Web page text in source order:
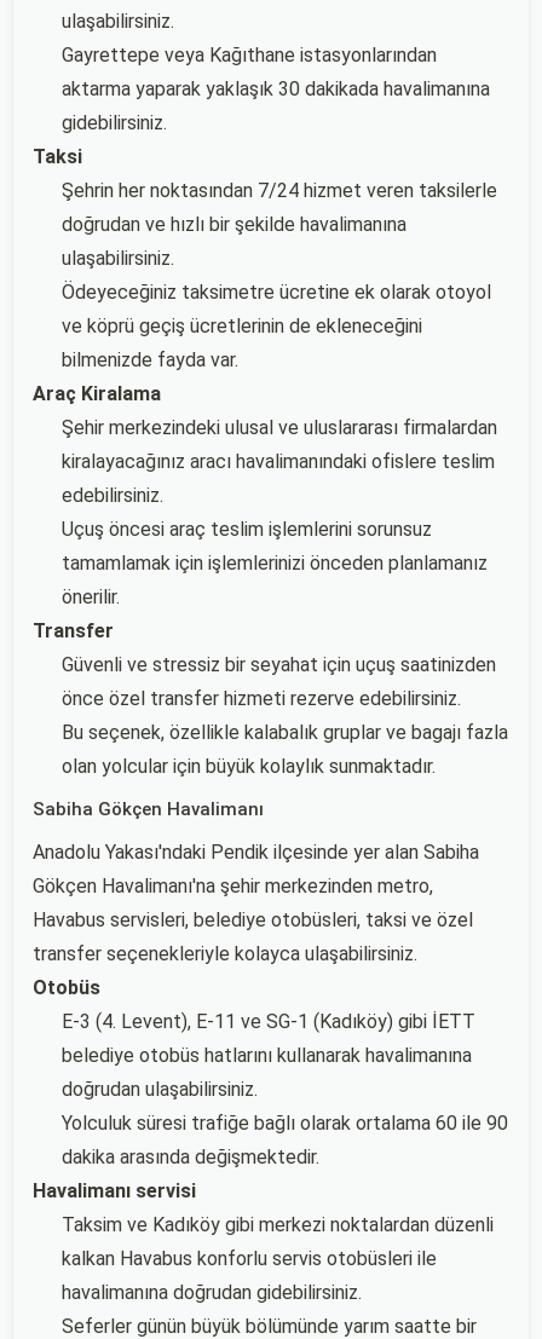
ulaşabilirsiniz.
Gayrettepe veya Kağıthane istasyonlarından
aktarma yaparak yaklaşık 30 dakikada havalimanına
gidebilirsiniz.
Taksi
Şehrin her noktasından 7/24 hizmet veren taksilerle
doğrudan ve hızlı bir şekilde havalimanına
ulaşabilirsiniz.
Ödeyeceğiniz taksimetre ücretine ek olarak otoyol
ve köprü geçiş ücretlerinin de ekleneceğini
bilmenizde fayda var.
Araç Kiralama
Şehir merkezindeki ulusal ve uluslararası firmalardan
kiralayacağınız aracı havalimanındaki ofislere teslim
edebilirsiniz.
Uçuş öncesi araç teslim işlemlerini sorunsuz
tamamlamak için işlemlerinizi önceden planlamanız
önerilir.
Transfer
Güvenli ve stressiz bir seyahat için uçuş saatinizden
önce özel transfer hizmeti rezerve edebilirsiniz.
Bu seçenek, özellikle kalabalık gruplar ve bagajı fazla
olan yolcular için büyük kolaylık sunmaktadır.
Sabiha Gökçen Havalimanı
Anadolu Yakası'ndaki Pendik ilçesinde yer alan Sabiha
Gökçen Havalimanı'na şehir merkezinden metro,
Havabus servisleri, belediye otobüsleri, taksi ve özel
transfer seçenekleriyle kolayca ulaşabilirsiniz.
Otobüs
E-3 (4. Levent), E-11 ve SG-1 (Kadıköy) gibi İETT
belediye otobüs hatlarını kullanarak havalimanına
doğrudan ulaşabilirsiniz.
Yolculuk süresi trafiğe bağlı olarak ortalama 60 ile 90
dakika arasında değişmektedir.
Havalimanı servisi
Taksim ve Kadıköy gibi merkezi noktalardan düzenli
kalkan Havabus konforlu servis otobüsleri ile
havalimanına doğrudan gidebilirsiniz.
Seferler günün büyük bölümünde yarım saatte bir